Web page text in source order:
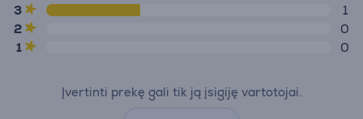
3
1
2
0
1
0
Įvertinti prekę gali tik ją įsigiję vartotojai.